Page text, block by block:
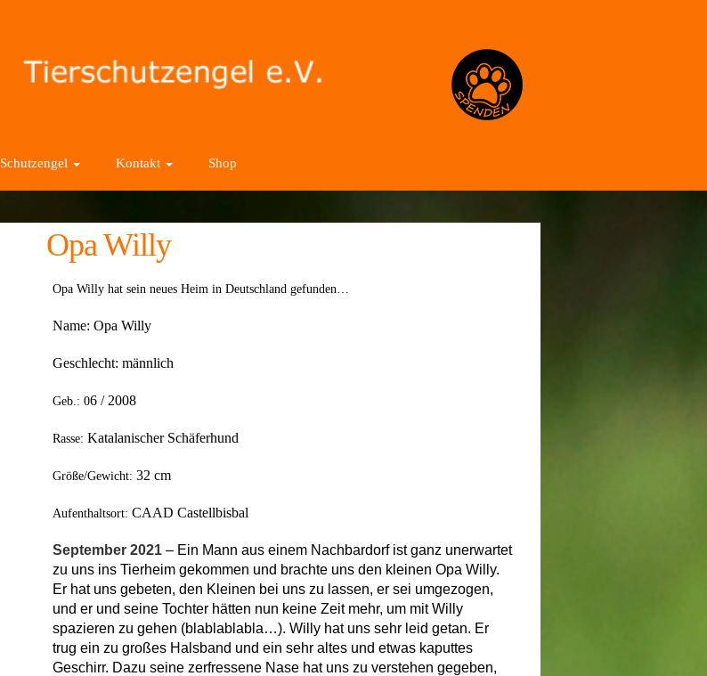
Schutzengel Kontakt Shop
Opa Willy
Opa Willy hat sein neues Heim in Deutschland gefunden…
Name: Opa Willy
Geschlecht: männlich
Geb.: 06/ 2008
Rasse: Katalanischer Schäferhund
Größe/Gewicht: 32 cm
Aufenthaltsort: CAAD Castellbisbal
September 2021 – Ein Mann aus einem Nachbardorf ist ganz unerwartet
zu uns ins Tierheim gekommen und brachte uns den kleinen Opa Willy.
Er hat uns gebeten, den Kleinen bei uns zu lassen, er sei umgezogen,
und er und seine Tochter hätten nun keine Zeit mehr, um mit Willy
spazieren zu gehen (blablablabla…). Willy hat uns sehr leid getan. Er
trug ein zu großes Halsband und ein sehr altes und etwas kaputtes
Geschirr. Dazu seine zerfressene Nase hat uns zu verstehen gegeben,